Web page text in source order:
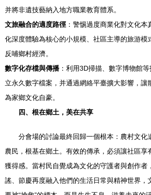
并將非遺技藝納入地方職業教育體系。
文旅融合的適度路徑 ：警惕過度商業化對文化
化深度體驗為核心的小規模、社區主導的旅游模
反哺鄉村經濟。
數字化存檔與傳播 ：利用3D掃描、數字博物館
立永久數字檔案，并通過網絡平臺擴大影響，讓
為家鄉文化自豪。
四、根在鄉土，美在共享
分會場的討論最終回歸一個根本：農村文化
農民，根基在鄉土。有效的傳承，必須讓社區享
獲得感。當村民自覺成為文化的守護者與創作者
謠、節慶再度融入他們的生活日常與精神世界，